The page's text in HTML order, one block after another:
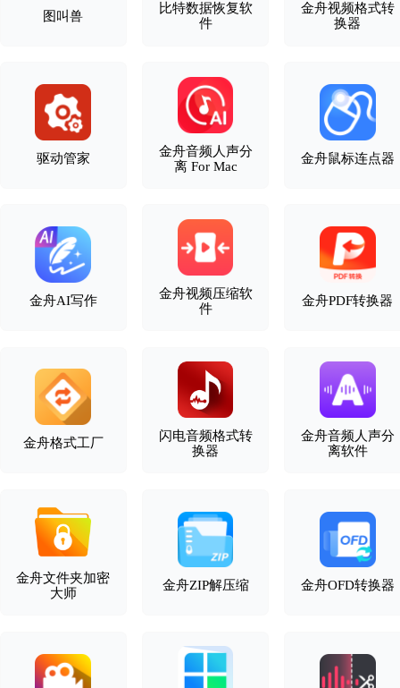
图叫兽
比特数据恢复软
件
金舟视频格式转
换器
驱动管家
金舟音频人声分
离 For Mac
金舟鼠标连点器
金舟AI写作
金舟视频压缩软
件
金舟PDF转换器
金舟格式工厂
闪电音频格式转
换器
金舟音频人声分
离软件
金舟文件夹加密
大师
金舟ZIP解压缩 金舟OFD转换器